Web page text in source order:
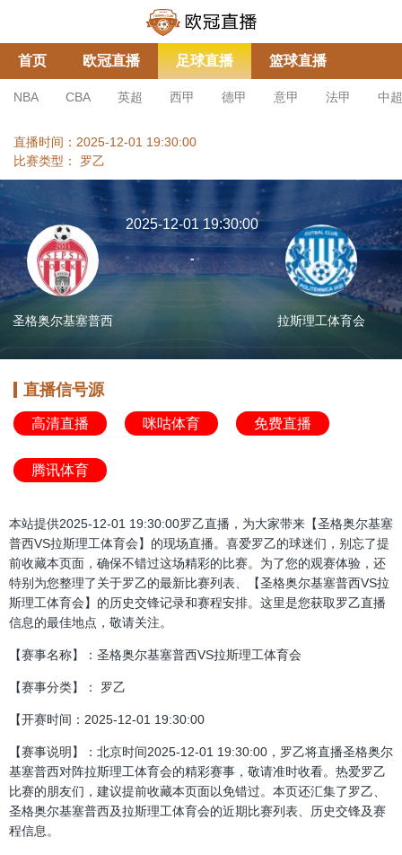
首页 欧冠直播 足球直播 篮球直播
NBA CBA 英超 西甲 德甲 意甲 法甲 中超
直播时间：2025-12-01 19:30:00
比赛类型： 罗乙
圣格奥尔基塞普西
2025-12-01 19:30:00
-
拉斯理工体育会
直播信号源
高清直播 咪咕体育 免费直播
腾讯体育
本站提供2025-12-01 19:30:00罗乙直播，为大家带来【圣格奥尔基塞
普西VS拉斯理工体育会】的现场直播。喜爱罗乙的球迷们，别忘了提
前收藏本页面，确保不错过这场精彩的比赛。为了您的观赛体验，还
特别为您整理了关于罗乙的最新比赛列表、【圣格奥尔基塞普西VS拉
斯理工体育会】的历史交锋记录和赛程安排。这里是您获取罗乙直播
信息的最佳地点，敬请关注。
【赛事名称】：圣格奥尔基塞普西VS拉斯理工体育会
【赛事分类】： 罗乙
【开赛时间：2025-12-01 19:30:00
【赛事说明】：北京时间2025-12-01 19:30:00，罗乙将直播圣格奥尔
基塞普西对阵拉斯理工体育会的精彩赛事，敬请准时收看。热爱罗乙
比赛的朋友们，建议提前收藏本页面以免错过。本页还汇集了罗乙、
圣格奥尔基塞普西及拉斯理工体育会的近期比赛列表、历史交锋及赛
程信息。